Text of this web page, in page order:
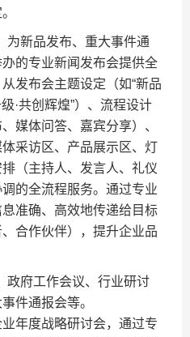
为新品发布、重大事件通
的专业新闻发布会提供全
发布会主题设定（如“新品
级·共创辉煌”）、流程设计
媒体问答、嘉宾分享）、
采访区、产品展示区、灯
（主持人、发言人、礼仪
的全流程服务。通过专业
准确、高效地传递给目标
合作伙伴），提升企业品
政府工作会议、行业研讨
件通报会等。
年度战略研讨会，通过专